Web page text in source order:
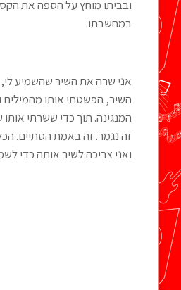
ובביתו מוחץ על הספה את
במחשבתו.
אני שרה את השיר שהשמיע לי,
השיר, הפשטתי אותו מהמילים
המנגינה. תוך כדי ששרתי
זה נגמר. זה באמת הסתיים.
ואני צריכה לשיר אותה כדי